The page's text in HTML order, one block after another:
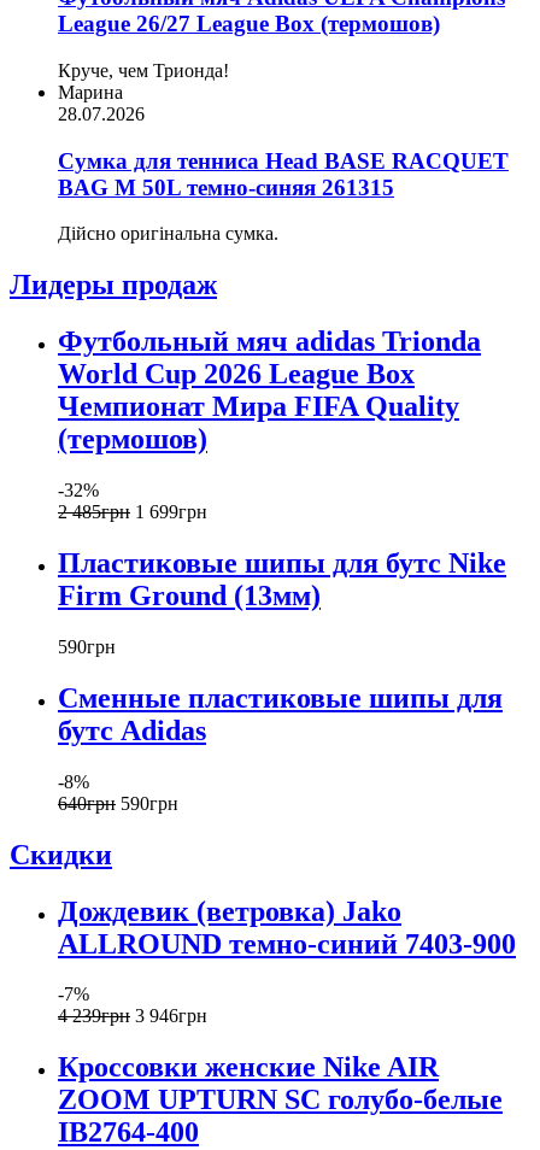
League 26/27 League Box (термошов)
Круче, чем Трионда!
Марина
28.07.2026
Сумка для тенниса Head BASE RACQUET
BAG M 50L темно-синяя 261315
Дійсно оригінальна сумка.
Лидеры продаж
Футбольный мяч adidas Trionda
World Cup 2026 League Box
Чемпионат Мира FIFA Quality
(термошов)
-32%
2 485грн 1 699грн
Пластиковые шипы для бутс Nike
Firm Ground (13мм)
590грн
Сменные пластиковые шипы для
бутс Adidas
-8%
640грн 590грн
Скидки
Дождевик (ветровка) Jako
ALLROUND темно-синий 7403-900
-7%
4 239грн 3 946грн
Кроссовки женские Nike AIR
ZOOM UPTURN SC голубо-белые
IB2764-400